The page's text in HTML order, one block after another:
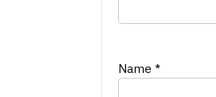
Name *